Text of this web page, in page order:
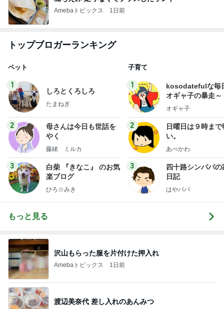
Amebaトピックス 1日前
トップブロガーランキング
ペット
1
しろとくろしろ
たまねぎ
2
母さんは今日も世話を
やく
藤緒 ミルカ
3
白柴 『きなこ』 のお気
楽ブログ
ひろ☆みき
子育て
1
kosodatefulな毎
オギャ子の暴走～
オギャ子
2
日曜日は９時まで
い。
あべかわ
3
四十路シンパパの
日記
はやパパ
もっと見る
沢山もらった服を片付けた押入れ
Amebaトピックス 1日前
渡辺美奈代 差し入れのあんみつ